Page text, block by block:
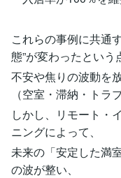
これらの事例に共通
態”が変わったという
不安や焦りの波動を
（空室・滞納・トラ
しかし、リモート・
ニングによって、
未来の「安定した満
の波が整い、